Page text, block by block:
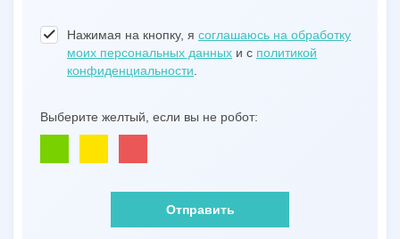
Нажимая на кнопку, я соглашаюсь на обработку
моих персональных данных и с политикой
конфиденциальности
Выберите желтый, если вы не робот:
Отправить